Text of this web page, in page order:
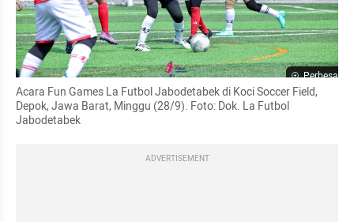
Perbesar
Acara Fun Games La Futbol Jabodetabek di Koci Soccer Field,
Depok, Jawa Barat, Minggu (28/9). Foto: Dok. La Futbol
Jabodetabek
ADVERTISEMENT